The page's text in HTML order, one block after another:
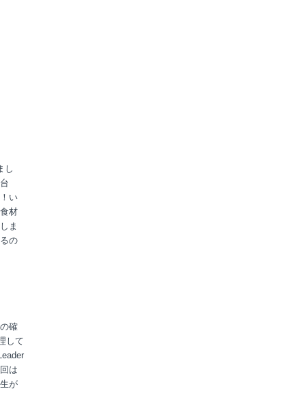
し
い
材
ま
の
確
して
は
が